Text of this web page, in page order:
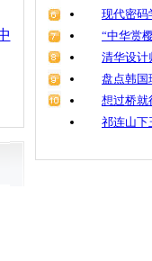
现代密
“中华赏
清华设计
盘点韩国
想过桥就
祁连山下